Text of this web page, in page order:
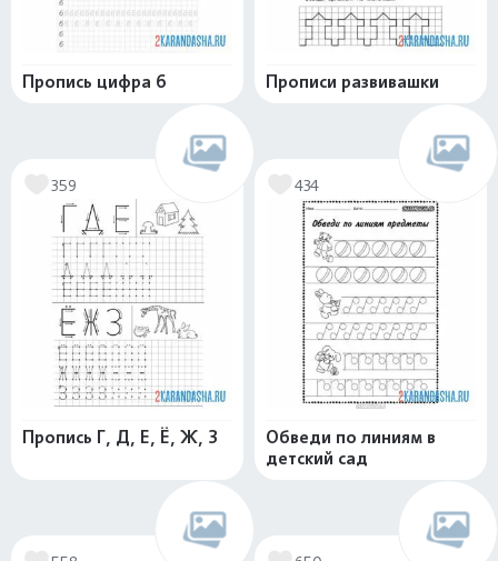
Пропись цифра 6 Прописи развивашки
359
Пропись Г, Д, Е, Ё, Ж, З
434
Обведи по линиям в
детский сад